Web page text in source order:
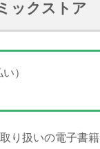
ックストア
）
り扱いの電子書籍